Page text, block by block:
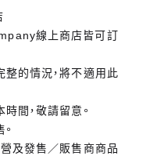
線上商店皆可訂
的情況，將不適用此
間，敬請留意。
及發售／販售商商品